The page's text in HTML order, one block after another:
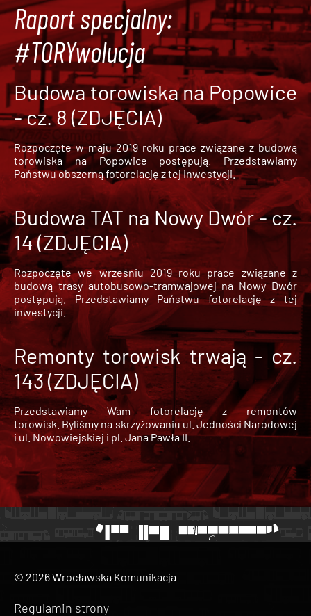
Raport specjalny:
#TORYwolucja
Budowa torowiska na Popowice
- cz. 8 (ZDJĘCIA)
Rozpoczęte w maju 2019 roku prace związane z budową
torowiska na Popowice
postępują. Przedstawiamy
Państwu obszerną fotorelację z tej inwestycji.
Budowa TAT na Nowy Dwór - cz.
14 (ZDJĘCIA)
Rozpoczęte we wrześniu 2019 roku prace związane z
budową trasy autobusowo-tramwajowej na Nowy Dwór
postępują. Przedstawiamy Państwu fotorelację z tej
inwestycji.
Remonty torowisk trwają - cz.
143 (ZDJĘCIA)
Przedstawiamy Wam fotorelację z remontów
torowisk. Byliśmy na skrzyżowaniu ul. Jedności Narodowej
i ul. Nowowiejskiej i pl. Jana Pawła II.
© 2026 Wrocławska Komunikacja
Regulamin strony